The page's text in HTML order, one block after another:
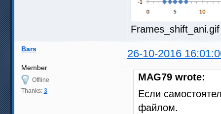
Bars 26-10-2016
Member
Offline
Thanks: 3
MAG79 wrote:
Если
файлом.